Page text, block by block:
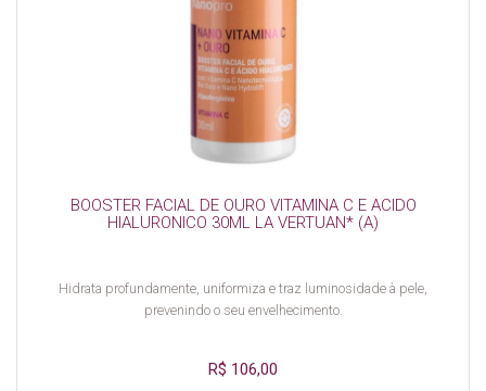
BOOSTER FACIAL DE OURO VITAMINA C E ACIDO
HIALURONICO 30ML LA VERTUAN* (A)
Hidrata profundamente, uniformiza e traz luminosidade à pele,
prevenindo o seu envelhecimento.
R$ 106,00